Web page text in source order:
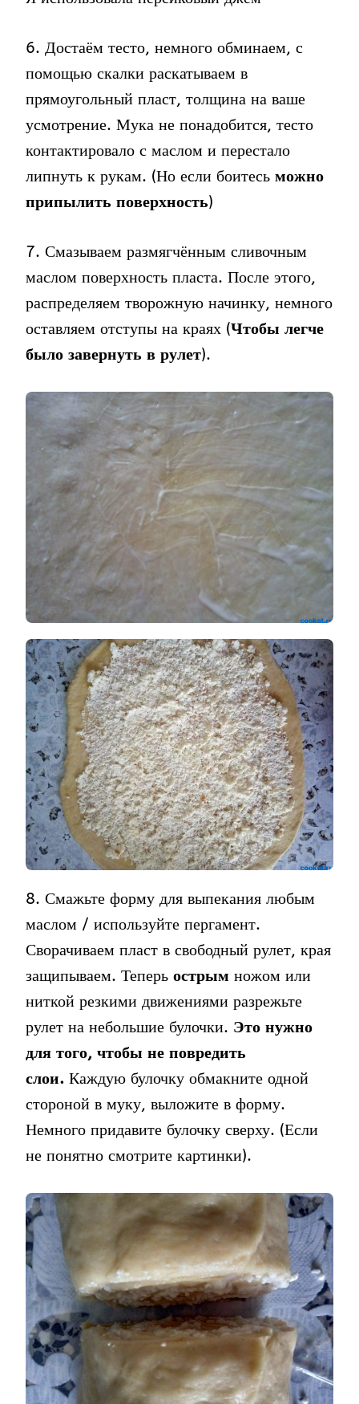
6. Достаём тесто, немного обминаем, с
помощью скалки раскатываем в
прямоугольный пласт, толщина на ваше
усмотрение. Мука не понадобится, тесто
контактировало с маслом и перестало
липнуть к рукам. (Но если боитесь можно
припылить поверхность)
7. Смазываем размягчённым сливочным
маслом поверхность пласта. После этого,
распределяем творожную начинку, немного
оставляем отступы на краях (Чтобы легче
было завернуть в рулет).
8. Смажьте форму для выпекания любым
маслом / используйте пергамент.
Сворачиваем пласт в свободный рулет, края
защипываем. Теперь острым ножом или
ниткой резкими движениями разрежьте
рулет на небольшие булочки. Это нужно
для того, чтобы не повредить
слои. Каждую булочку обмакните одной
стороной в муку, выложите в форму.
Немного придавите булочку сверху. (Если
не понятно смотрите картинки).